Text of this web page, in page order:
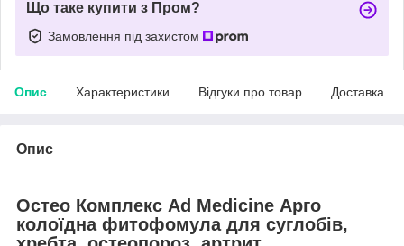
Що таке купити з Пром?
Замовлення під захистом
Опис Характеристики Відгуки про товар Доставка
Опис
Остео Комплекс Ad Medicine Арго
колоїдна фитофомула для суглобів,